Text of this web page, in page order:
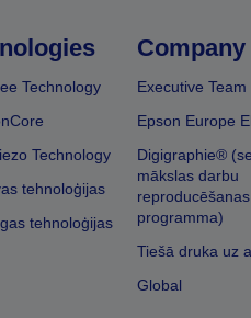
Technology
Technology
tehnoloģijas
tehnoloģijas
Company
Executive Team
Epson Europe
Digigraphie®
mākslas darbu
reproducēšanas
programma)
Tiešā druka uz
Global